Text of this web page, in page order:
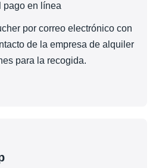
pago en línea
por correo electrónico con
de la empresa de alquiler
para la recogida.